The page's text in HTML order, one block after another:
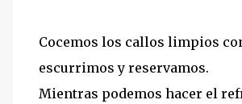
Cocemos los callos limpios
escurrimos y reservamos.
Mientras podemos hacer el